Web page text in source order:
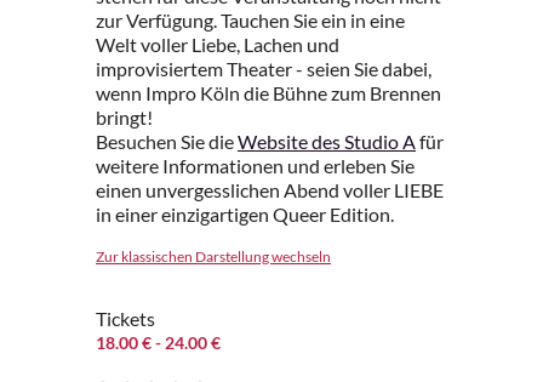
zur Verfügung. Tauchen Sie ein in eine
Welt voller Liebe, Lachen und
improvisiertem Theater - seien Sie dabei,
wenn Impro Köln die Bühne zum Brennen
bringt!
Besuchen Sie dieWebsite des Studio Afür
weitere Informationen und erleben Sie
einen unvergesslichen Abend voller LIEBE
in einer einzigartigen Queer Edition.
Zur klassischen Darstellung wechseln
Tickets
18.00 €- 24.00 €